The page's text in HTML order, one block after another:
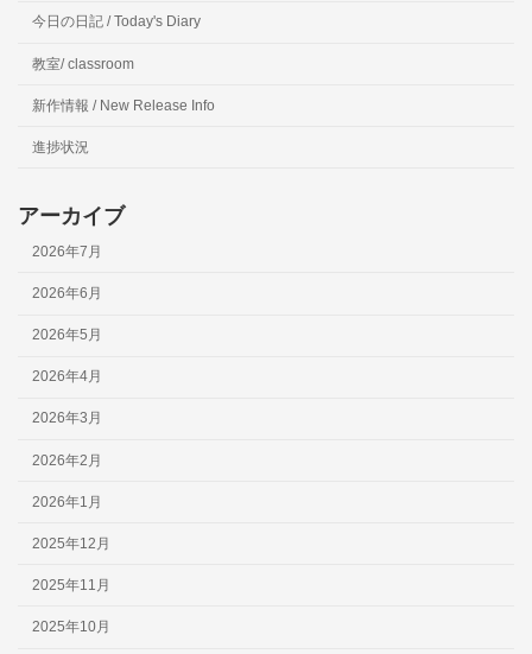
今日の日記 / Today's Diary
教室/ classroom
新作情報 / New Release Info
進捗状況
アーカイブ
2026年7月
2026年6月
2026年5月
2026年4月
2026年3月
2026年2月
2026年1月
2025年12月
2025年11月
2025年10月